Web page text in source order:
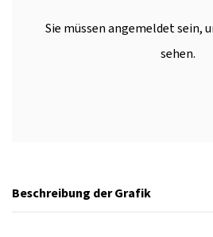
Sie müssen angemeldet sein,
sehen.
Beschreibung der Grafik